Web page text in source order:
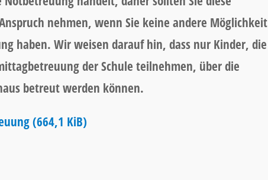
nehmen, wenn Sie keine andere Möglichkeit
haben. Wir weisen darauf hin, dass nur Kinder, die
der Schule teilnehmen, über die
betreut werden können.
(664,1 KiB)